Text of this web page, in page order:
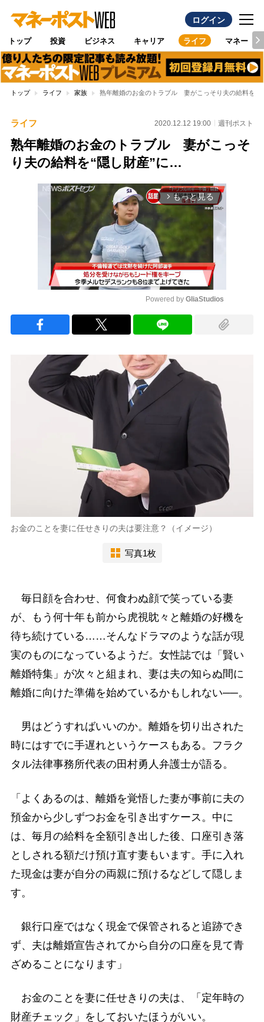
ログイン
トップ 投資 ビジネス キャリア ライフ マネー
トップ ライフ 家族 熟年離婚のお金のトラブル 妻がこっそり夫の給料を“
ライフ 2020.12.12 19:00 週刊ポスト
熟年離婚のお金のトラブル 妻がこっそ
り夫の給料を“隠し財産”に…
arrow_forward_ios もっと見る
Powered by GliaStudios
お金のことを妻に任せきりの夫は要注意？（イメージ）
写真1枚
毎日顔を合わせ、何食わぬ顔で笑っている妻
が、もう何十年も前から虎視眈々と離婚の好機を
待ち続けている……そんなドラマのような話が現
実のものになっているようだ。女性誌では「賢い
離婚特集」が次々と組まれ、妻は夫の知らぬ間に
離婚に向けた準備を始めているかもしれない──。
男はどうすればいいのか。離婚を切り出された
時にはすでに手遅れというケースもある。フラク
タル法律事務所代表の田村勇人弁護士が語る。
「よくあるのは、離婚を覚悟した妻が事前に夫の
預金から少しずつお金を引き出すケース。中に
は、毎月の給料を全額引き出した後、口座引き落
としされる額だけ預け直す妻もいます。手に入れ
た現金は妻が自分の両親に預けるなどして隠しま
す。
銀行口座ではなく現金で保管されると追跡でき
ず、夫は離婚宣告されてから自分の口座を見て青
ざめることになります」
お金のことを妻に任せきりの夫は、「定年時の
財産チェック」をしておいたほうがいい。